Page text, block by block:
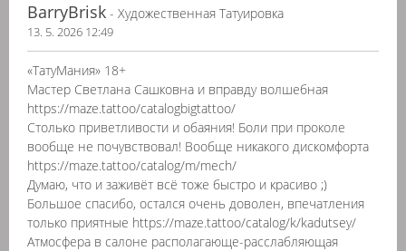
BarryBrisk - Художественная Татуировка
13. 5. 2026 12:49
«ТатуМания» 18+
Мастер Светлана Сашковна и вправду волшебная
https://maze.tattoo/catalogbigtattoo/
Столько приветливости и обаяния! Боли при проколе
вообще не почувствовал! Вообще никакого дискомфорта
https://maze.tattoo/catalog/m/mech/
Думаю, что и заживёт всё тоже быстро и красиво ;)
Большое спасибо, остался очень доволен, впечатления
только приятные https://maze.tattoo/catalog/k/kadutsey/
Атмосфера в салоне располагающе-расслабляющая